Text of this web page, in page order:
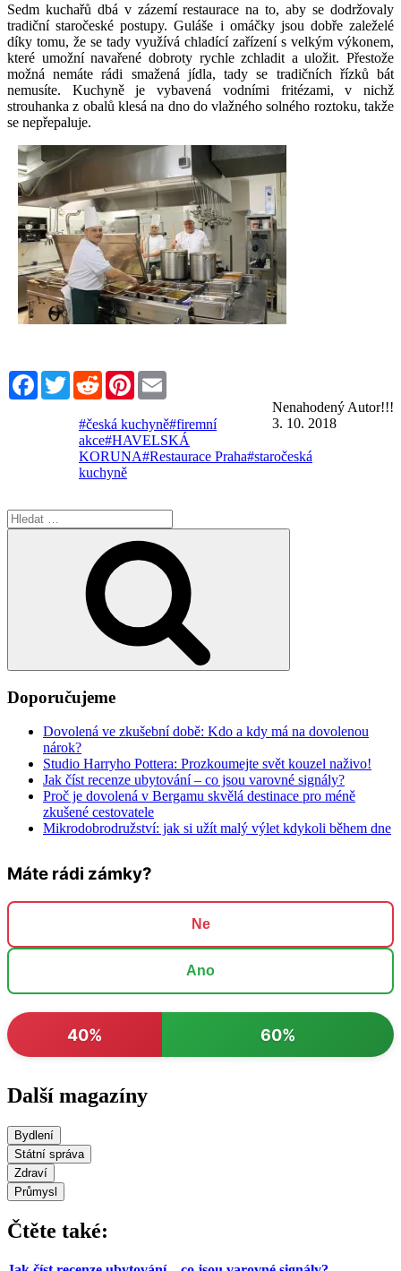
Sedm kuchařů dbá v zázemí restaurace na to, aby se dodržovaly
tradiční staročeské postupy. Guláše i omáčky jsou dobře zaleželé
díky tomu, že se tady využívá chladící zařízení s velkým výkonem,
které umožní navařené dobroty rychle zchladit a uložit. Přestože
možná nemáte rádi smažená jídla, tady se tradičních řízků bát
nemusíte. Kuchyně je vybavená vodními fritézami, v nichž
strouhanka z obalů klesá na dno do vlažného solného roztoku, takže
se nepřepaluje.
FacebookTwitterRedditPinterest
Nenahodený Autor!!!
3. 10. 2018
#česká kuchyně#firemní
akce#HAVELSKÁ
KORUNA#Restaurace Praha#staročeská
kuchyně
Hledat:
Doporučujeme
Dovolená ve zkušební době: Kdo a kdy má na dovolenou
nárok?
Studio Harryho Pottera: Prozkoumejte svět kouzel naživo!
Jak číst recenze ubytování – co jsou varovné signály?
Proč je dovolená v Bergamu skvělá destinace pro méně
zkušené cestovatele
Mikrodobrodružství: jak si užít malý výlet kdykoli během dne
Máte rádi zámky?
Ne
Ano
40% 60%
Další magazíny
Bydlení
Státní správa
Zdraví
Průmysl
Čtěte také: